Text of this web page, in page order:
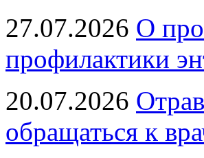
27.07.2026 О
профилактики
20.07.2026
обращаться к